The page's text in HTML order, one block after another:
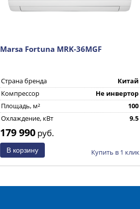
Marsa Fortuna MRK-36MGF
Страна бренда
Китай
Компрессор
Не инвертор
Площадь, м²
100
Охлаждение, кВт
9.5
179 990руб.
Купить в 1 клик